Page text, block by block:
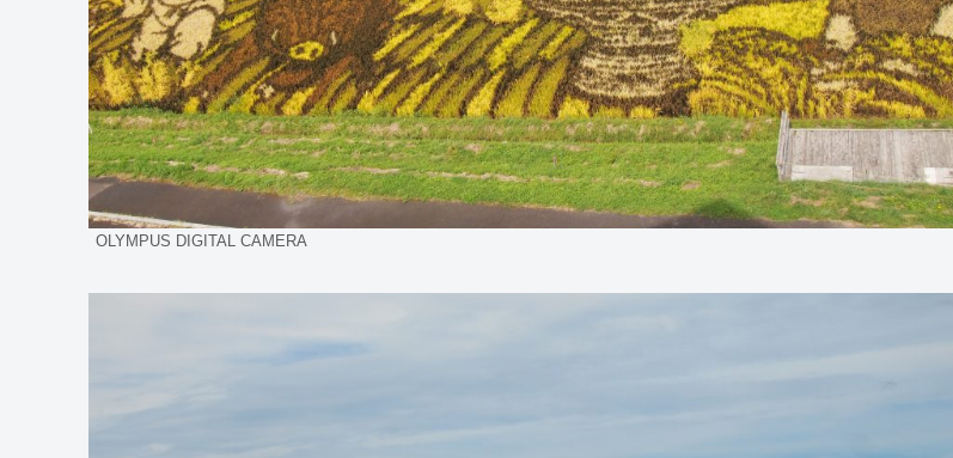
OLYMPUS DIGITAL CAMERA